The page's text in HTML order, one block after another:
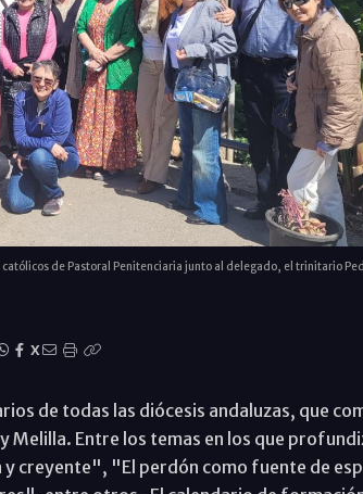
de Pastoral Penitenciaria junto al delegado, el trinitario
X
de todas las diócesis andaluzas, que
Melilla. Entre los temas en los que
creyente", "El perdón como fuente de